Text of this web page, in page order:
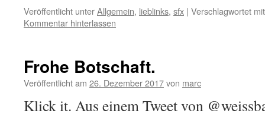
Veröffentlicht unterAllgemein, lieblinks, sfx | Verschlagwortet mit
Kommentar hinterlassen
Frohe Botschaft.
Veröffentlicht am 26. Dezember 2017von marc
Klick it. Aus einem Tweet von